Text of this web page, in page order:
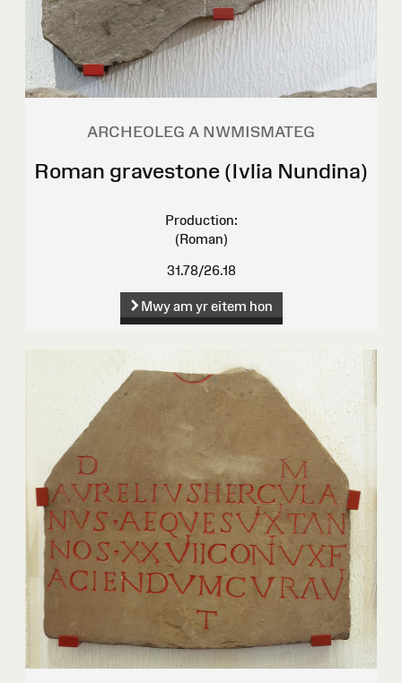
ARCHEOLEG A NWMISMATEG
Roman gravestone (Ivlia Nundina)
Production:
(Roman)
31.78/26.18
Mwy am yr eitem hon